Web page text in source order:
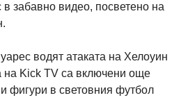
забавно видео, посветено на
водят атаката на Хелоуин
на Kick TV са включени още
фигури в световния футбол